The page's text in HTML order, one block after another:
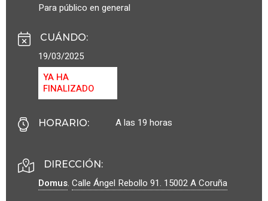
Para público en general
CUÁNDO:
19/03/2025
YA HA
FINALIZADO
HORARIO: A las 19 horas
DIRECCIÓN:
Domus. Calle Ángel Rebollo 91. 15002A Coruña